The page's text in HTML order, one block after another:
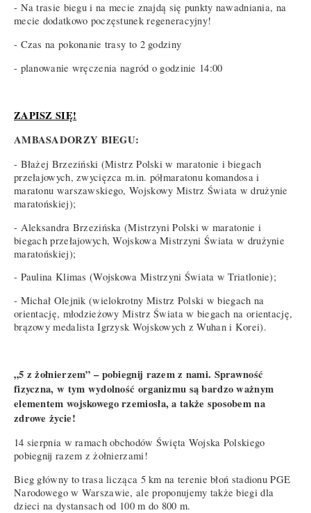
- Na trasie biegu i na mecie znajdą się punkty nawadniania, na
mecie dodatkowo poczęstunek regeneracyjny!
- Czas na pokonanie trasy to 2 godziny
- planowanie wręczenia nagród o godzinie 14:00
ZAPISZ SIĘ!
AMBASADORZY BIEGU:
- Błażej Brzeziński (Mistrz Polski w maratonie i biegach
przełajowych, zwycięzca m.in. półmaratonu komandosa i
maratonu warszawskiego, Wojskowy Mistrz Świata w drużynie
maratońskiej);
- Aleksandra Brzezińska (Mistrzyni Polski w maratonie i
biegach przełajowych, Wojskowa Mistrzyni Świata w drużynie
maratońskiej);
- Paulina Klimas (Wojskowa Mistrzyni Świata w Triatlonie);
- Michał Olejnik (wielokrotny Mistrz Polski w biegach na
orientację, młodzieżowy Mistrz Świata w biegach na orientację,
brązowy medalista Igrzysk Wojskowych z Wuhan i Korei).
„5 z żołnierzem” – pobiegnij razem z nami. Sprawność
fizyczna, w tym wydolność organizmu są bardzo ważnym
elementem wojskowego rzemiosła, a także sposobem na
zdrowe życie!
14 sierpnia w ramach obchodów Święta Wojska Polskiego
pobiegnij razem z żołnierzami!
Bieg główny to trasa licząca 5 km na terenie błoń stadionu PGE
Narodowego w Warszawie, ale proponujemy także biegi dla
dzieci na dystansach od 100 m do 800 m.